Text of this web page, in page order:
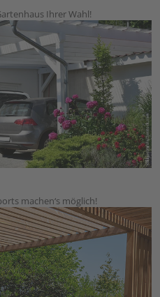
Ihrer Wahl!
machen‘s möglich!